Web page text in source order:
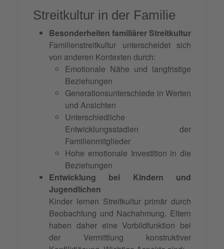
Streitkultur in der Familie
Besonderheiten familiärer Streitkultur
Familienstreitkultur unterscheidet sich
von anderen Kontexten durch:
Emotionale Nähe und langfristige
Beziehungen
Generationsunterschiede in Werten
und Ansichten
Unterschiedliche
Entwicklungsstadien der
Familienmitglieder
Hohe emotionale Investition in die
Beziehungen
Entwicklung bei Kindern und
Jugendlichen
Kinder lernen Streitkultur primär durch
Beobachtung und Nachahmung. Eltern
haben daher eine Vorbildfunktion bei
der Vermittlung konstruktiver